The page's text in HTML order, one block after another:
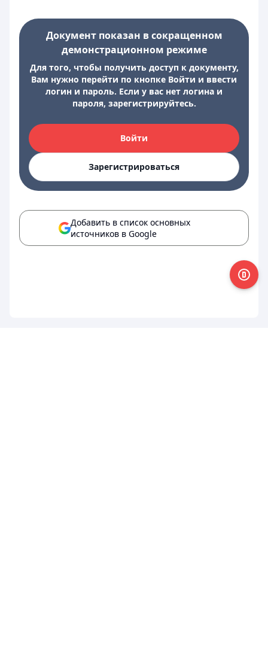
Документ показан в сокращенном
демонстрационном режиме
Для того, чтобы получить доступ к документу,
Вам нужно перейти по кнопке Войти и ввести
логин и пароль. Если у вас нет логина и
пароля, зарегистрируйтесь.
Войти
Зарегистрироваться
Добавить в список основных
источников в Google